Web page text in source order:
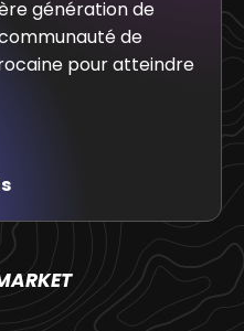
génération de
de
pour atteindre